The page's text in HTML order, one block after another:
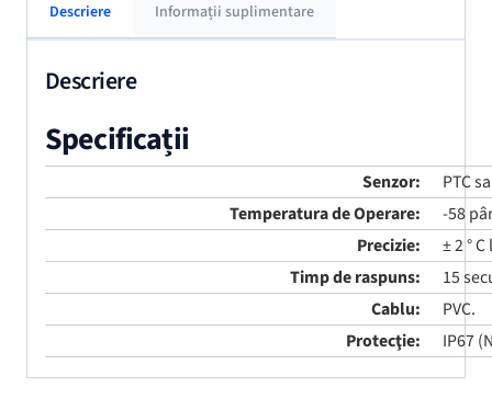
Descriere Informații suplimentare
Descriere
Specificații
Senzor:
PTC
Temperatura de Operare:
-58
Precizie:
± 2 ° C
Timp de raspuns:
15
Cablu:
PVC.
Protecţie:
IP67